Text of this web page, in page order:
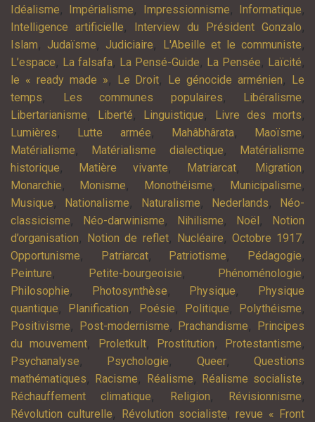
Idéalisme, Impérialisme, Impressionnisme, Informatique,
Intelligence artificielle, Interview du Président Gonzalo,
Islam, Judaïsme, Judiciaire, L'Abeille et le communiste,
L’espace, La falsafa, La Pensé-Guide, La Pensée, Laïcité,
le « ready made », Le Droit, Le génocide arménien,
Le
temps, Les communes populaires, Libéralisme,
Libertarianisme, Liberté, Linguistique, Livre des morts,
Lumières, Lutte armée, Mahâbhârata, Maoïsme,
Matérialisme, Matérialisme dialectique,
Matérialisme
historique, Matière vivante, Matriarcat, Migration,
Monarchie, Monisme, Monothéisme, Municipalisme,
Musique, Nationalisme, Naturalisme, Nederlands,
Néo-
classicisme, Néo-darwinisme, Nihilisme, Noël ,
Notion
d’organisation, Notion de reflet, Nucléaire, Octobre 1917,
Opportunisme, Patriarcat, Patriotisme, Pédagogie,
Peinture, Petite-bourgeoisie, Phénoménologie,
Philosophie, Photosynthèse, Physique,
Physique
quantique, Planification, Poésie, Politique, Polythéisme,
Positivisme, Post-modernisme, Prachandisme,
Principes
du mouvement, Proletkult, Prostitution, Protestantisme,
Psychanalyse, Psychologie, Queer,Questions
mathématiques, Racisme, Réalisme, Réalisme socialiste,
Réchauffement climatique, Religion, Révisionnisme,
Révolution culturelle, Révolution socialiste,revue « Front